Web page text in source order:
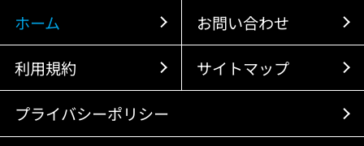
ホーム お問い合わせ
利用規約 サイトマップ
プライバシーポリシー